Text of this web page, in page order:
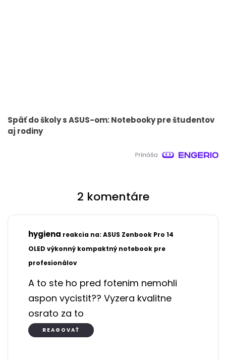
Späť do školy s ASUS-om: Notebooky pre študentov
aj rodiny
2 komentáre
hygiena reakcia na: ASUS Zenbook Pro 14
OLED výkonný kompaktný notebook pre
profesionálov
A to ste ho pred fotenim nemohli
aspon vycistit?? Vyzera kvalitne
osrato za to
REAGOVAŤ